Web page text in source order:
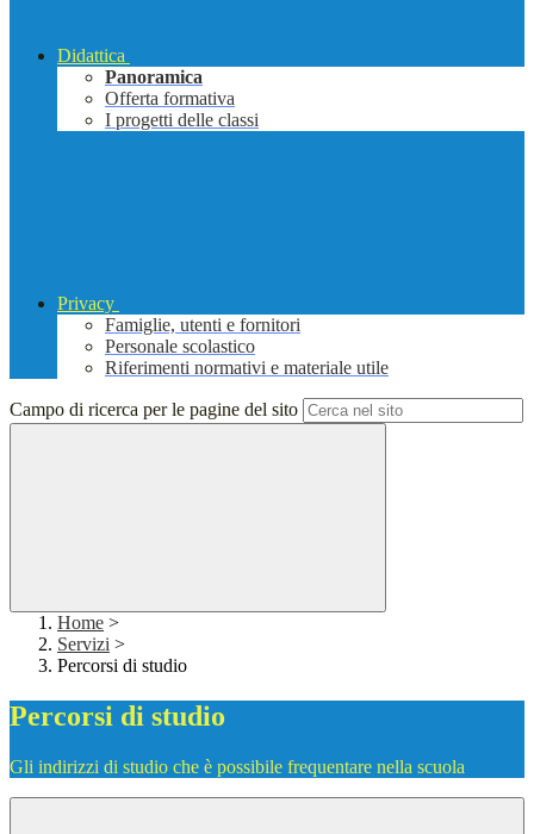
Didattica
Panoramica
Offerta formativa
I progetti delle classi
Privacy
Famiglie, utenti e fornitori
Personale scolastico
Riferimenti normativi e materiale utile
Campo di ricerca per le pagine del sito
Home >
Servizi >
Percorsi di studio
Percorsi di studio
Gli indirizzi di studio che è possibile frequentare nella scuola